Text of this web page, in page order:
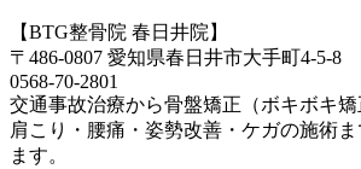
【BTG整骨院 春日井院】
〒486-0807 愛知県春日井市大手町4-5-8
0568-70-2801
交通事故治療から骨盤矯正（ボキボキ矯
肩こり・腰痛・姿勢改善・ケガの施術
ます。